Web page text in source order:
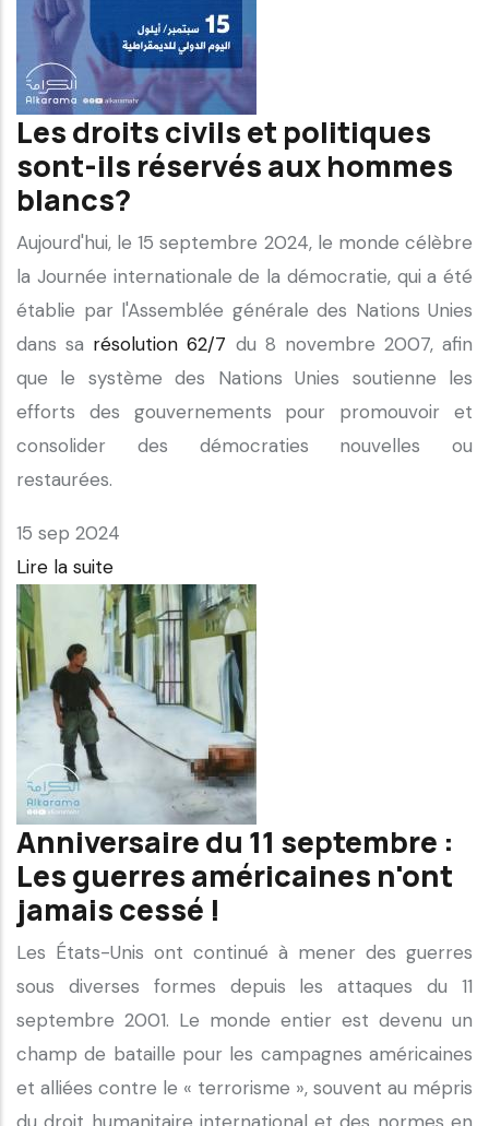
Les droits civils et politiques
sont-ils réservés aux hommes
blancs?
Aujourd'hui, le 15 septembre 2024, le monde célèbre
la Journée internationale de la démocratie, qui a été
établie par l'Assemblée générale des Nations Unies
dans sa résolution 62/7 du 8 novembre 2007, afin
que le système des Nations Unies soutienne les
efforts des gouvernements pour promouvoir et
consolider des démocraties nouvelles ou
restaurées.
15 sep 2024
Lire la suite
Anniversaire du 11 septembre :
Les guerres américaines n'ont
jamais cessé !
Les États-Unis ont continué à mener des guerres
sous diverses formes depuis les attaques du 11
septembre 2001. Le monde entier est devenu un
champ de bataille pour les campagnes américaines
et alliées contre le « terrorisme », souvent au mépris